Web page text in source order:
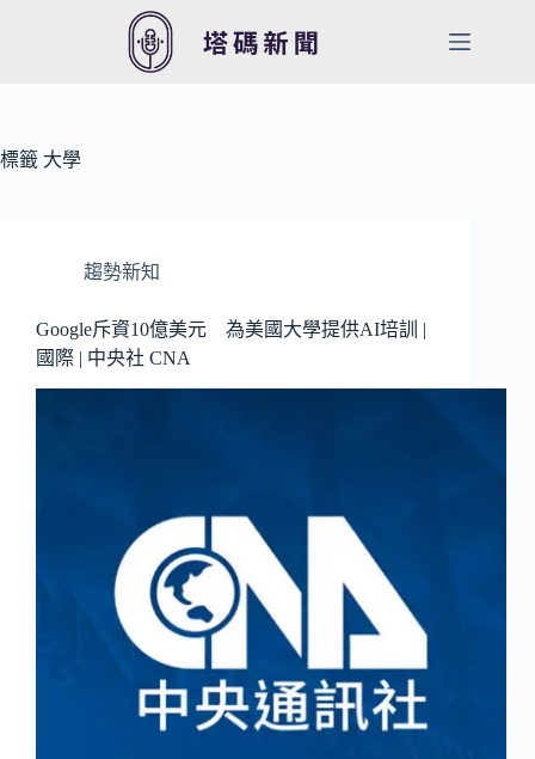
容
標籤 大學
趨勢新知
Google斥資10億美元 為美國大學提供AI培訓 |
國際 | 中央社 CNA